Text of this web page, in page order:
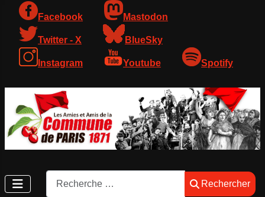
Facebook Mastodon
Twitter - X BlueSky
Instagram Youtube Spotify
Rechercher
Rechercher